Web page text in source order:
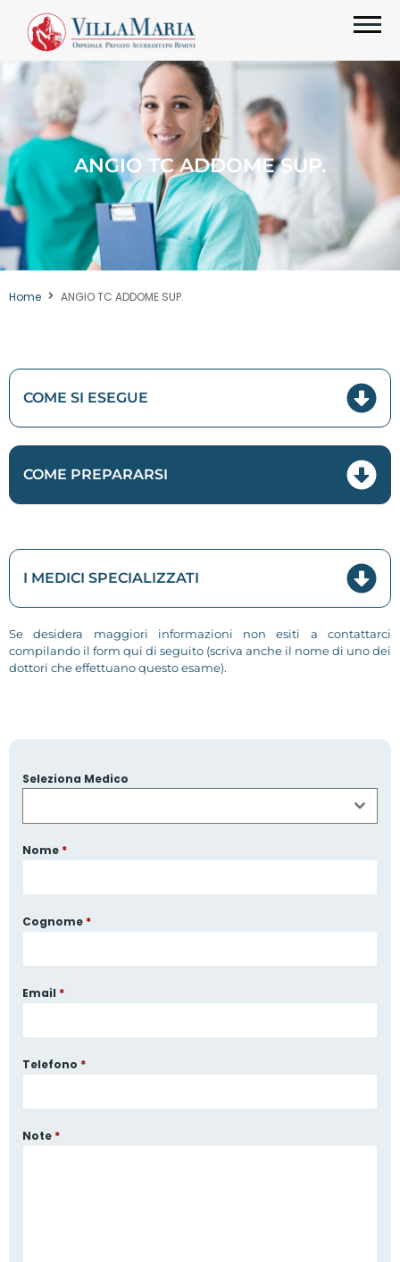
ANGIO TC ADDOME SUP.
Home ANGIO TC ADDOME SUP.
COME SI ESEGUE
COME PREPARARSI
I MEDICI SPECIALIZZATI
Se desidera maggiori informazioni non esiti a contattarci
compilando il form qui di seguito (scriva anche il nome di uno dei
dottori che effettuano questo esame).
Seleziona Medico
Nome *
Cognome *
Email *
Telefono *
Note *